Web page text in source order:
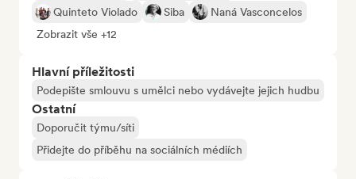
Quinteto Violado
Siba
Naná Vasconcelos
Zobrazit vše +12
Hlavní příležitosti
Podepište smlouvu s umělci nebo vydávejte jejich hudbu
Ostatní
Doporučit týmu/síti
Přidejte do příběhu na sociálních médiích